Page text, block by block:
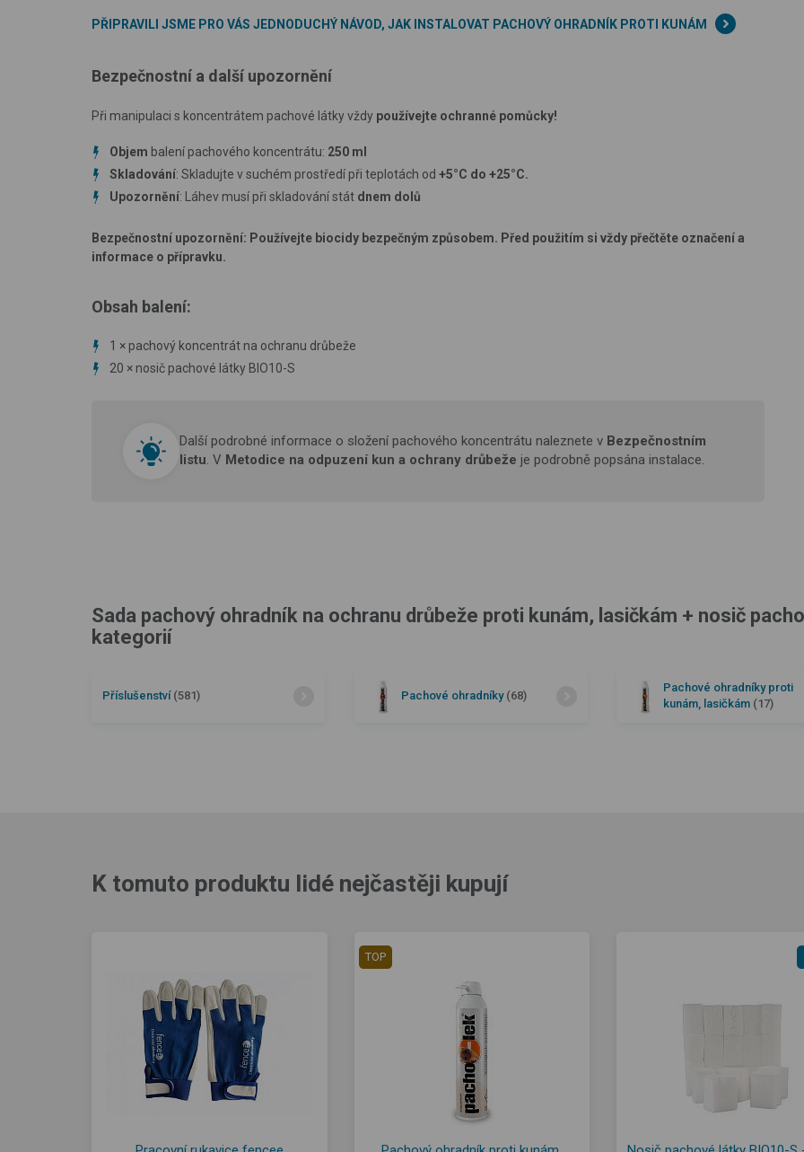
PŘIPRAVILI JSME PRO VÁS JEDNODUCHÝ NÁVOD, JAK INSTALOVAT PACHOVÝ OHRADNÍK PROTI KUNÁM
Bezpečnostní a další upozornění
Při manipulaci s koncentrátem pachové látky vždy používejte ochranné pomůcky!
Objem balení pachového koncentrátu: 250 ml
Skladování: Skladujte v suchém prostředí při teplotách od +5°C do +25°C.
Upozornění: Láhev musí při skladování stát dnem dolů
Bezpečnostní upozornění: Používejte biocidy bezpečným způsobem. Před použitím si vždy přečtěte označení a
informace o přípravku.
Obsah balení:
1 × pachový koncentrát na ochranu drůbeže
20 × nosič pachové látky BIO10-S
Další podrobné informace o složení pachového koncentrátu naleznete v Bezpečnostním
listu. V Metodice na odpuzení kun a ochrany drůbeže je podrobně popsána instalace.
Sada pachový ohradník na ochranu drůbeže proti kunám, lasičkám + nosič
kategorií
Příslušenství (581) Pachové ohradníky (68)
Pachové ohradníky proti
kunám, lasičkám (17)
K tomuto produktu lidé nejčastěji kupují
TOP